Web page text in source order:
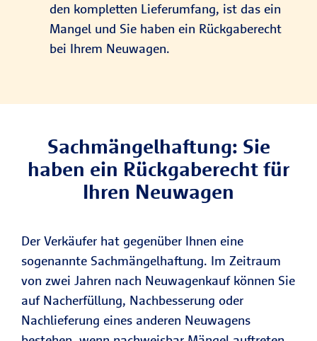
den kompletten Lieferumfang, ist das ein
Mangel und Sie haben ein Rückgaberecht
bei Ihrem Neuwagen.
Sachmängelhaftung: Sie
haben ein Rückgaberecht für
Ihren Neuwagen
Der Verkäufer hat gegenüber Ihnen eine
sogenannte Sachmängelhaftung. Im Zeitraum
von zwei Jahren nach Neuwagenkauf können Sie
auf Nacherfüllung, Nachbesserung oder
Nachlieferung eines anderen Neuwagens